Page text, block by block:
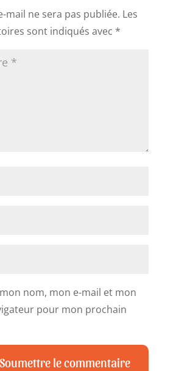
mail ne sera pas publiée. Les
sont indiqués avec *
nom, mon e-mail et mon
pour mon prochain
Soumettre le commentaire